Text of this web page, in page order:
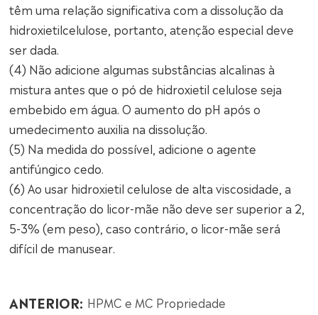
têm uma relação significativa com a dissolução da
hidroxietilcelulose, portanto, atenção especial deve
ser dada.
(4) Não adicione algumas substâncias alcalinas à
mistura antes que o pó de hidroxietil celulose seja
embebido em água. O aumento do pH após o
umedecimento auxilia na dissolução.
(5) Na medida do possível, adicione o agente
antifúngico cedo.
(6) Ao usar hidroxietil celulose de alta viscosidade, a
concentração do licor-mãe não deve ser superior a 2,
5-3% (em peso), caso contrário, o licor-mãe será
difícil de manusear.
ANTERIOR: HPMC e MC Propriedade